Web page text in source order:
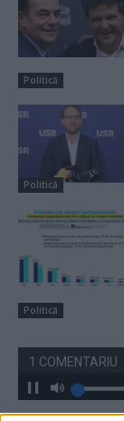
Politică
Politică
Politică
1 COMENTARIU